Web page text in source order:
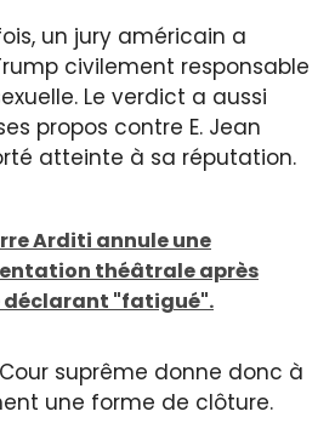
un jury américain a
civilement responsable
Le verdict a aussi
propos contre E. Jean
atteinte à sa réputation.
Arditi annule une
théâtrale après
déclarant "fatigué".
suprême donne donc à
une forme de clôture.